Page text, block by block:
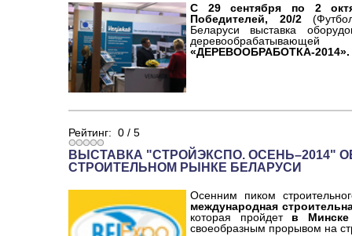
С 29 сентября по 2
Победителей, 20/2
Беларуси выставка
«ДЕРЕВООБРАБОТКА-2014».
Рейтинг: 0 / 5
ВЫСТАВКА "СТРОЙЭКСПО. ОСЕНЬ–2014"
СТРОИТЕЛЬНОМ РЫНКЕ БЕЛАРУСИ
Осенним пиком
международная
которая пройдет в Минске
своеобразным прорывом на